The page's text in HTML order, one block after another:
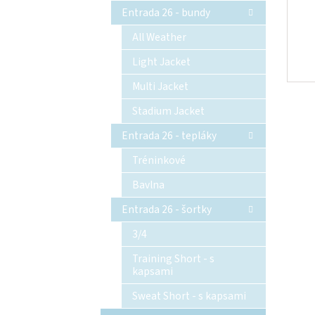
Entrada 26 - bundy
All Weather
Light Jacket
Multi Jacket
Stadium Jacket
Entrada 26 - tepláky
Tréninkové
Bavlna
Entrada 26 - šortky
3/4
Training Short - s
kapsami
Sweat Short - s kapsami